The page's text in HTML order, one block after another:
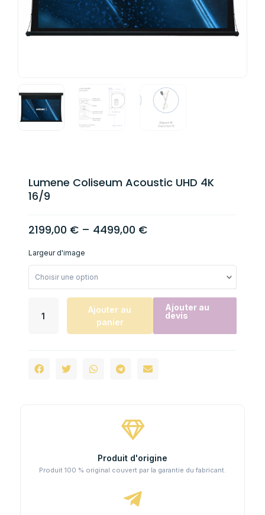
Lumene Coliseum Acoustic UHD 4K
16/9
2199,00 € – 4499,00 €
Largeur d'image
Ajouter au
panier
Ajouter au
devis
Produit d'origine
Produit 100 % original couvert par la garantie du fabricant.